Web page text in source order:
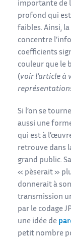
importante de
profond qui
faibles. Ainsi,
concentre
coefficients
couleur que le
(voir l’article à
Si l’on se
aussi une
qui est à
retrouve dans
grand public.
« pèserait »
donnerait à
transmission
par le codage
une idée de
petit nombre